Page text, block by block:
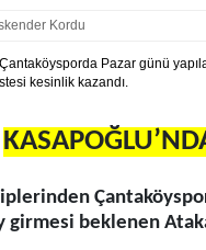
Kordu
Pazar günü
kesinlik kazandı.
girmesi beklenen